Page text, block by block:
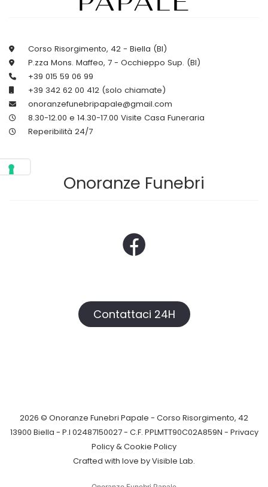
Corso Risorgimento, 42 - Biella (BI)
P.zza Mons. Maffeo, 7 - Occhieppo Sup. (BI)
+39 015 59 06 99
+39 342 62 00 412 (solo chiamate)
onoranzefunebripapale@gmail.com
8.30-12.00 e 14.30-17.00 Visite Casa Funeraria
Reperibilità 24/7
Onoranze Funebri
Contattaci 24H
2026 © Onoranze Funebri Papale - Corso Risorgimento, 42
13900 Biella - P.I 02487150027 - C.F. PPLMTT90C02A859N - Privacy
Policy &Cookie Policy
Crafted with love byVisible Lab.